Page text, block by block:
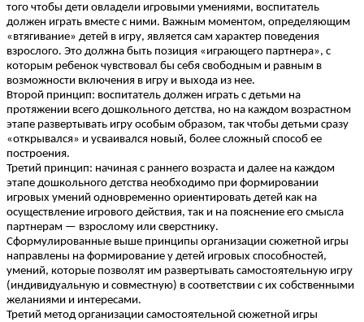
того чтобы дети овладели игровыми умениями, воспитатель
должен играть вместе с ними. Важным моментом, определяющим
«втягивание» детей в игру, является сам характер поведения
взрослого. Это должна быть позиция «играющего партнера», с
которым ребенок чувствовал бы себя свободным и равным в
возможности включения в игру и выхода из нее.
Второй принцип: воспитатель должен играть с детьми на
протяжении всего дошкольного детства, но на каждом возрастном
этапе развертывать игру особым образом, так чтобы детьми сразу
«открывался» и усваивался новый, более сложный способ ее
построения.
Третий принцип: начиная с раннего возраста и далее на каждом
этапе дошкольного детства необходимо при формировании
игровых умений одновременно ориентировать детей как на
осуществление игрового действия, так и на пояснение его смысла
партнерам — взрослому или сверстнику.
Сформулированные выше принципы организации сюжетной игры
направлены на формирование у детей игровых способностей,
умений, которые позволят им развертывать самостоятельную игру
(индивидуальную и совместную) в соответствии с их собственными
желаниями и интересами.
Третий метод организации самостоятельной сюжетной игры